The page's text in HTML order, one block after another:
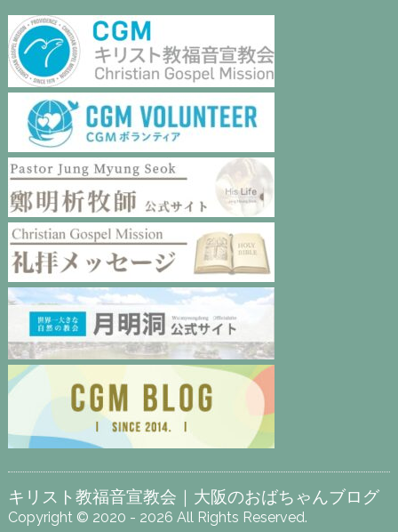
キリスト教福音宣教会｜大阪のおばちゃんブログ
Copyright © 2020 - 2026 All Rights Reserved.